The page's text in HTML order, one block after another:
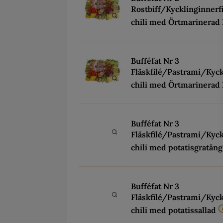
Rostbiff/
chili med Örtmarinerad
Bufféfat Nr 3
Fläskfilé/Pastrami/
chili med Örtmarinerad
Bufféfat Nr 3
Fläskfilé/Pastrami/
chili med potatisgratäng
Bufféfat Nr 3
Fläskfilé/Pastrami/
chili med potatissallad